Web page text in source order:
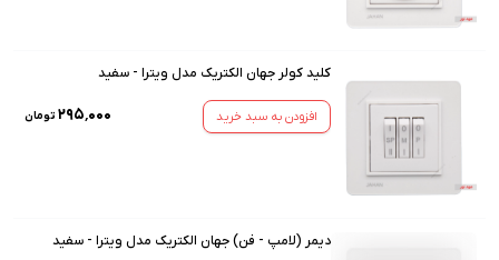
کلید کولر جهان الکتریک مدل ویترا - سفید
افزودن به سبد خرید ۲۹۵٬۰۰۰ تومان
دیمر (لامپ - فن) جهان الکتریک مدل ویترا - سفید